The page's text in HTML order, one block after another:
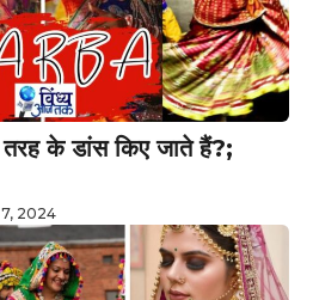
के डांस किए जाते हैं?;
2024